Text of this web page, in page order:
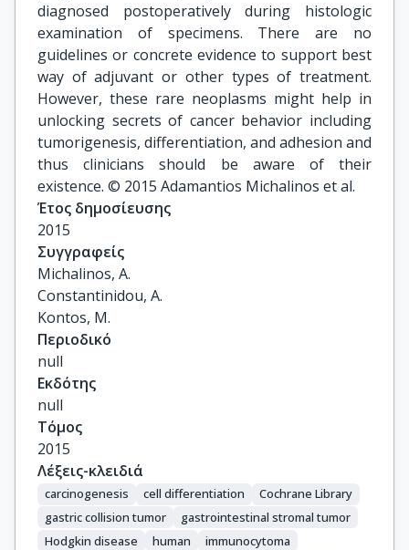
diagnosed postoperatively during histologic
examination of specimens. There are no
guidelines or concrete evidence to support best
way of adjuvant or other types of treatment.
However, these rare neoplasms might help in
unlocking secrets of cancer behavior including
tumorigenesis, differentiation, and adhesion and
thus clinicians should be aware of their
existence. © 2015 Adamantios Michalinos et al.
Έτος δημοσίευσης
2015
Συγγραφείς
Michalinos, A.
Constantinidou, A.
Kontos, M.
Περιοδικό
null
Εκδότης
null
Τόμος
2015
Λέξεις-κλειδιά
carcinogenesis cell differentiation
Cochrane Library
gastric collision tumor
gastrointestinal stromal tumor
Hodgkin disease
human
immunocytoma